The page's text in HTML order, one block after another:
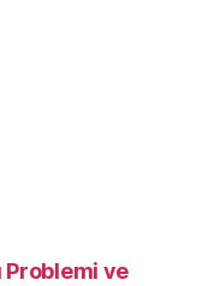
Problemi ve